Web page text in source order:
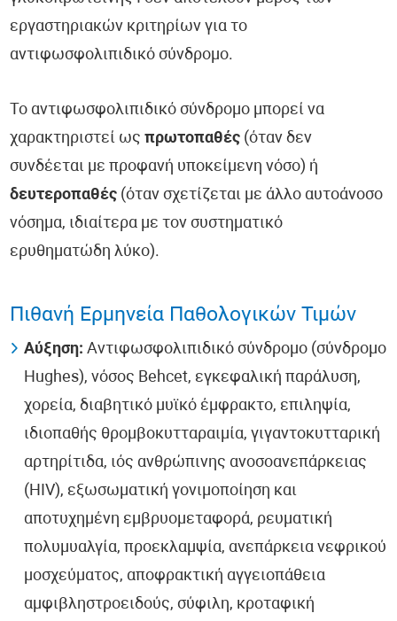
εργαστηριακών κριτηρίων για το
αντιφωσφολιπιδικό σύνδρομο.
Το αντιφωσφολιπιδικό σύνδρομο μπορεί να
χαρακτηριστεί ωςπρωτοπαθές (όταν δεν
συνδέεται με προφανή υποκείμενη νόσο) ή
δευτεροπαθές (όταν σχετίζεται με άλλο αυτοάνοσο
νόσημα, ιδιαίτερα με τον συστηματικό
ερυθηματώδη λύκο).
Πιθανή Ερμηνεία Παθολογικών Τιμών
Αύξηση:Αντιφωσφολιπιδικό σύνδρομο (σύνδρομο
Hughes), νόσος Behcet, εγκεφαλική παράλυση,
χορεία, διαβητικό μυϊκό έμφρακτο, επιληψία,
ιδιοπαθής θρομβοκυτταραιμία, γιγαντοκυτταρική
αρτηρίτιδα, ιός ανθρώπινης ανοσοανεπάρκειας
(HIV), εξωσωματική γονιμοποίηση και
αποτυχημένη εμβρυομεταφορά, ρευματική
πολυμυαλγία, προεκλαμψία, ανεπάρκεια νεφρικού
μοσχεύματος, αποφρακτική αγγειοπάθεια
αμφιβληστροειδούς, σύφιλη, κροταφική